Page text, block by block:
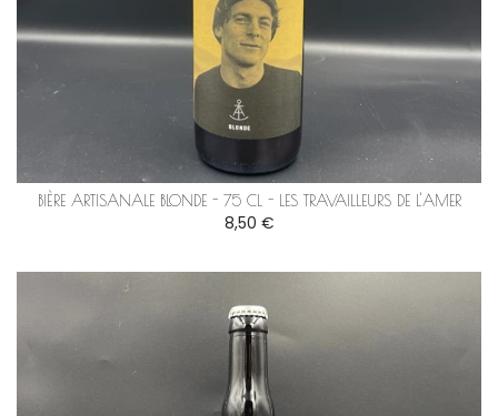
BIÈRE ARTISANALE BLONDE - 75 CL - LES TRAVAILLEURS DE L'AMER
8,50 €